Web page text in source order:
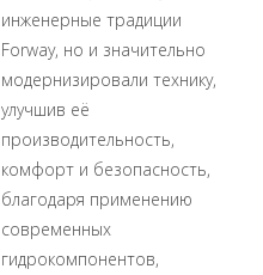
инженерные традиции
Forway, но и значительно
модернизировали технику,
улучшив её
производительность,
комфорт и безопасность,
благодаря применению
современных
гидрокомпонентов,